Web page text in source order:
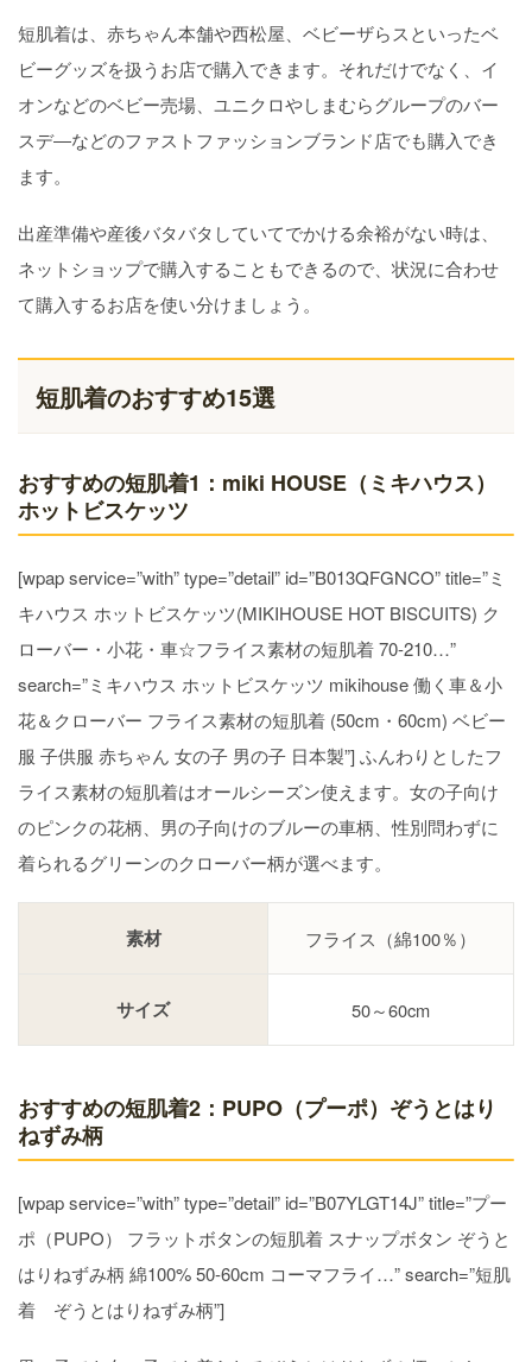
短肌着は、赤ちゃん本舗や西松屋、ベビーザらスといったベ
ビーグッズを扱うお店で購入できます。それだけでなく、イ
オンなどのベビー売場、ユニクロやしまむらグループのバー
スデ―などのファストファッションブランド店でも購入でき
ます。
出産準備や産後バタバタしていてでかける余裕がない時は、
ネットショップで購入することもできるので、状況に合わせ
て購入するお店を使い分けましょう。
短肌着のおすすめ15選
おすすめの短肌着1：miki HOUSE（ミキハウス）
ホットビスケッツ
[wpap service=”with” type=”detail” id=”B013QFGNCO” title=”ミ
キハウス ホットビスケッツ(MIKIHOUSE HOT BISCUITS) ク
ローバー・小花・車☆フライス素材の短肌着 70-210…”
search=”ミキハウス ホットビスケッツ mikihouse 働く車＆小
花＆クローバー フライス素材の短肌着 (50cm・60cm) ベビー
服 子供服 赤ちゃん 女の子 男の子 日本製”] ふんわりとしたフ
ライス素材の短肌着はオールシーズン使えます。女の子向け
のピンクの花柄、男の子向けのブルーの車柄、性別問わずに
着られるグリーンのクローバー柄が選べます。
素材 フライス（綿100％）
サイズ 50～60cm
おすすめの短肌着2：PUPO（プーポ）ぞうとはり
ねずみ柄
[wpap service=”with” type=”detail” id=”B07YLGT14J” title=”プー
ポ（PUPO） フラットボタンの短肌着 スナップボタン ぞうと
はりねずみ柄 綿100% 50-60cm コーマフライ…” search=”短肌
着 ぞうとはりねずみ柄”]